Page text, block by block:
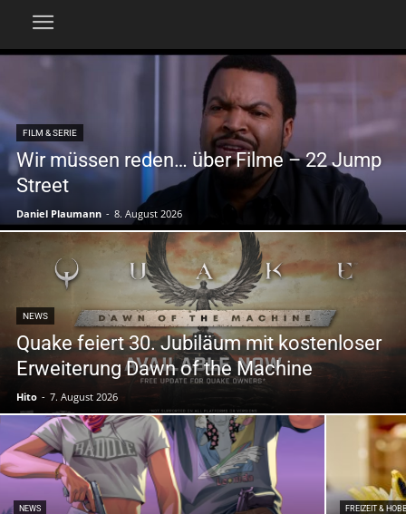
FILM & SERIE
Wir müssen reden… über Filme – 22 Jump
Street
Daniel Plaumann - 8. August 2026
NEWS
Quake feiert 30. Jubiläum mit kostenloser
Erweiterung Dawn of the Machine
Hito - 7. August 2026
NEWS FREIZEIT &